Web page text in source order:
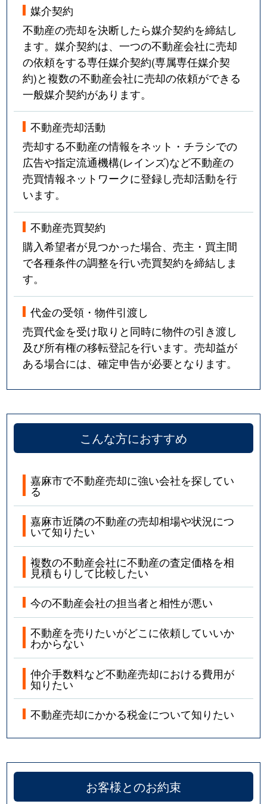
媒介契約
不動産の売却を決断したら媒介契約を締結し
ます。媒介契約は、一つの不動産会社に売却
の依頼をする専任媒介契約(専属専任媒介契
約)と複数の不動産会社に売却の依頼ができる
一般媒介契約があります。
不動産売却活動
売却する不動産の情報をネット・チラシでの
広告や指定流通機構(レインズ)など不動産の
売買情報ネットワークに登録し売却活動を行
います。
不動産売買契約
購入希望者が見つかった場合、売主・買主間
で各種条件の調整を行い売買契約を締結しま
す。
代金の受領・物件引渡し
売買代金を受け取りと同時に物件の引き渡し
及び所有権の移転登記を行います。売却益が
ある場合には、確定申告が必要となります。
こんな方におすすめ
嘉麻市で不動産売却に強い会社を探してい
る
嘉麻市近隣の不動産の売却相場や状況につ
いて知りたい
複数の不動産会社に不動産の査定価格を相
見積もりして比較したい
今の不動産会社の担当者と相性が悪い
不動産を売りたいがどこに依頼していいか
わからない
仲介手数料など不動産売却における費用が
知りたい
不動産売却にかかる税金について知りたい
お客様とのお約束